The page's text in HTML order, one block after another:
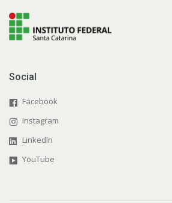
Social
Facebook
Instagram
LinkedIn
YouTube